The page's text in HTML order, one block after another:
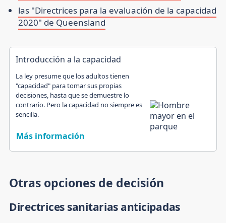
las "Directrices para la evaluación de la capacidad
2020" de Queensland
Introducción a la capacidad
La ley presume que los adultos tienen
"capacidad" para tomar sus propias
decisiones, hasta que se demuestre lo
contrario. Pero la capacidad no siempre es
sencilla.
Más información
Otras opciones de decisión
Directrices sanitarias anticipadas